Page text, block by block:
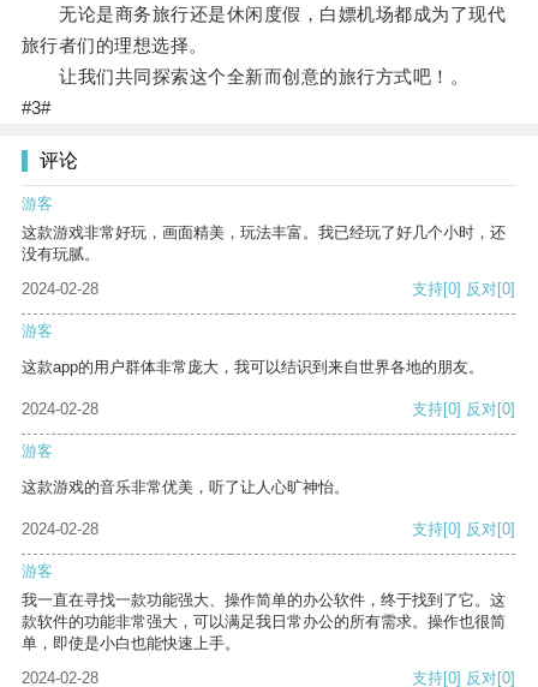
无论是商务旅行还是休闲度假，白嫖机场都成为了现代
旅行者们的理想选择。
让我们共同探索这个全新而创意的旅行方式吧！。
#3#
评论
游客
这款游戏非常好玩，画面精美，玩法丰富。我已经玩了好几个小时，还
没有玩腻。
2024-02-28
支持[0] 反对[0]
游客
这款app的用户群体非常庞大，我可以结识到来自世界各地的朋友。
2024-02-28 支持[0] 反对[0]
游客
这款游戏的音乐非常优美，听了让人心旷神怡。
2024-02-28 支持[0] 反对[0]
游客
我一直在寻找一款功能强大、操作简单的办公软件，终于找到了它。这
款软件的功能非常强大，可以满足我日常办公的所有需求。操作也很简
单，即使是小白也能快速上手。
2024-02-28
支持[0] 反对[0]